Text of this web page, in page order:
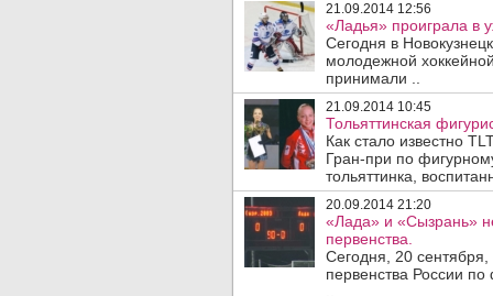
21.09.2014 12:56
«Ладья» проиграла в
Сегодня в
молодежной
принимали ..
21.09.2014 10:45
Тольяттинская
Как стало известно
Гран-при по
тольяттинка,
20.09.2014 21:20
«Лада» и «Сызрань»
первенства.
Сегодня, 20
первенства России